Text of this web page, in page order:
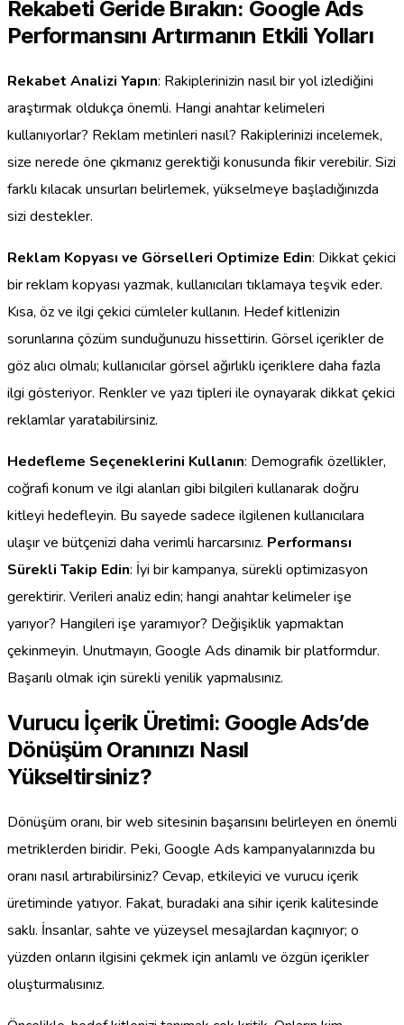
Rekabeti Geride Bırakın: Google Ads
Performansını Artırmanın Etkili Yolları
Rekabet Analizi Yapın: Rakiplerinizin nasıl bir yol izlediğini
araştırmak oldukça önemli. Hangi anahtar kelimeleri
kullanıyorlar? Reklam metinleri nasıl? Rakiplerinizi incelemek,
size nerede öne çıkmanız gerektiği konusunda fikir verebilir. Sizi
farklı kılacak unsurları belirlemek, yükselmeye başladığınızda
sizi destekler.
Reklam Kopyası ve Görselleri Optimize Edin: Dikkat çekici
bir reklam kopyası yazmak, kullanıcıları tıklamaya teşvik eder.
Kısa, öz ve ilgi çekici cümleler kullanın. Hedef kitlenizin
sorunlarına çözüm sunduğunuzu hissettirin. Görsel içerikler de
göz alıcı olmalı; kullanıcılar görsel ağırlıklı içeriklere daha fazla
ilgi gösteriyor. Renkler ve yazı tipleri ile oynayarak dikkat çekici
reklamlar yaratabilirsiniz.
Hedefleme Seçeneklerini Kullanın: Demografik özellikler,
coğrafi konum ve ilgi alanları gibi bilgileri kullanarak doğru
kitleyi hedefleyin. Bu sayede sadece ilgilenen kullanıcılara
ulaşır ve bütçenizi daha verimli harcarsınız. Performansı
Sürekli Takip Edin: İyi bir kampanya, sürekli optimizasyon
gerektirir. Verileri analiz edin; hangi anahtar kelimeler işe
yarıyor? Hangileri işe yaramıyor? Değişiklik yapmaktan
çekinmeyin. Unutmayın, Google Ads dinamik bir platformdur.
Başarılı olmak için sürekli yenilik yapmalısınız.
Vurucu İçerik Üretimi: Google Ads’de
Dönüşüm Oranınızı Nasıl
Yükseltirsiniz?
Dönüşüm oranı, bir web sitesinin başarısını belirleyen en önemli
metriklerden biridir. Peki, Google Ads kampanyalarınızda bu
oranı nasıl artırabilirsiniz? Cevap, etkileyici ve vurucu içerik
üretiminde yatıyor. Fakat, buradaki ana sihir içerik kalitesinde
saklı. İnsanlar, sahte ve yüzeysel mesajlardan kaçınıyor; o
yüzden onların ilgisini çekmek için anlamlı ve özgün içerikler
oluşturmalısınız.